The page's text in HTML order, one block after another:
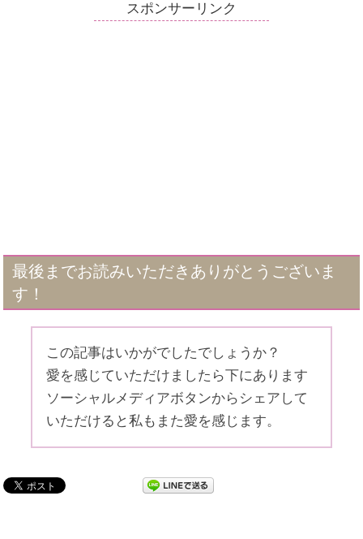
スポンサーリンク
最後までお読みいただきありがとうございま
す！
この記事はいかがでしたでしょうか？
愛を感じていただけましたら下にあります
ソーシャルメディアボタンからシェアして
いただけると私もまた愛を感じます。